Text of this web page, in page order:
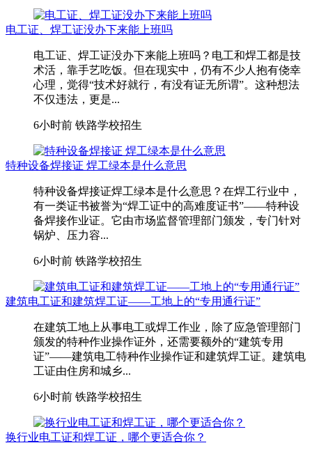
电工证、焊工证没办下来能上班吗
电工证、焊工证没办下来能上班吗？电工和焊工都是技
术活，靠手艺吃饭。但在现实中，仍有不少人抱有侥幸
心理，觉得“技术好就行，有没有证无所谓”。这种想法
不仅违法，更是...
6小时前 铁路学校招生
特种设备焊接证 焊工绿本是什么意思
特种设备焊接证焊工绿本是什么意思？在焊工行业中，
有一类证书被誉为“焊工证中的高难度证书”——特种设
备焊接作业证。它由市场监督管理部门颁发，专门针对
锅炉、压力容...
6小时前 铁路学校招生
建筑电工证和建筑焊工证——工地上的“专用通行证”
在建筑工地上从事电工或焊工作业，除了应急管理部门
颁发的特种作业操作证外，还需要额外的“建筑专用
证”——建筑电工特种作业操作证和建筑焊工证。建筑电
工证由住房和城乡...
6小时前 铁路学校招生
换行业电工证和焊工证，哪个更适合你？